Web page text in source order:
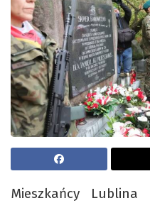
Mieszkańcy